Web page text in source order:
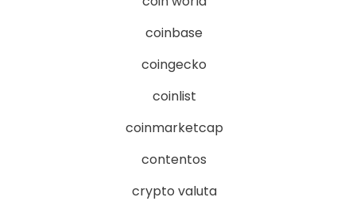
coinbase
coingecko
coinlist
coinmarketcap
contentos
crypto valuta